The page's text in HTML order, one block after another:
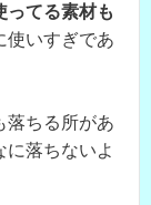
ってる素材も
使いすぎであ
落ちる所があ
に落ちないよ